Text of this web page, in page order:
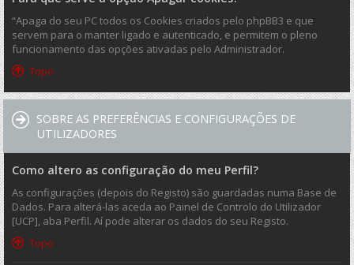
“Apaga do seu PC todos os Cookies criados pelo phpBB3 e que
servem para o manter ligado e autenticado, e permitem o pleno
funcionamento das opções ativadas pelo Administrador.
Topo
SOBRE AS PREFERÊNCIAS E CONFIGURAÇÕES DE
UTILIZADORES
Como altero as configuração do meu Perfil?
As configurações (depois do Registo) são guardadas numa Base de
Dados. Para alterá-las aceda ao Painel de Controlo do Utilizador
[UCP], aba Perfil. Aí pode alterar os dados do seu Registo.
Topo